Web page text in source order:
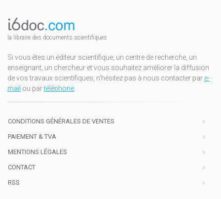
la libraire des documents scientifiques
Si vous êtes un éditeur scientifique, un centre de recherche, un
enseignant, un chercheur et vous souhaitez améliorer la diffusion
de vos travaux scientifiques, n'hésitez pas à nous contacter par e-
mail ou partéléphone.
CONDITIONS GÉNÉRALES DE VENTES
PAIEMENT & TVA
MENTIONS LÉGALES
CONTACT
RSS